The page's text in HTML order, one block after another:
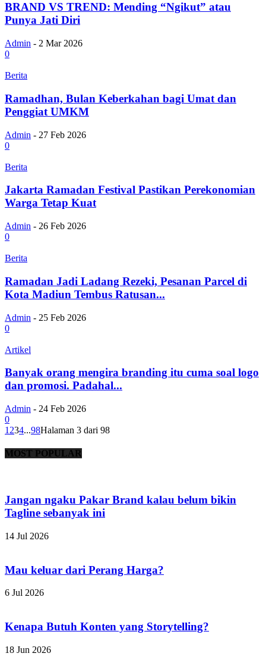
BRAND VS TREND: Mending “Ngikut” atau
Punya Jati Diri
Admin - 2 Mar 2026
0
Berita
Ramadhan, Bulan Keberkahan bagi Umat dan
Penggiat UMKM
Admin - 27 Feb 2026
0
Berita
Jakarta Ramadan Festival Pastikan Perekonomian
Warga Tetap Kuat
Admin - 26 Feb 2026
0
Berita
Ramadan Jadi Ladang Rezeki, Pesanan Parcel di
Kota Madiun Tembus Ratusan...
Admin - 25 Feb 2026
0
Artikel
Banyak orang mengira branding itu cuma soal logo
dan promosi. Padahal...
Admin - 24 Feb 2026
0
1 234...98Halaman 3 dari 98
MOST POPULAR
Jangan ngaku Pakar Brand kalau belum bikin
Tagline sebanyak ini
14 Jul 2026
Mau keluar dari Perang Harga?
6 Jul 2026
Kenapa Butuh Konten yang Storytelling?
18 Jun 2026